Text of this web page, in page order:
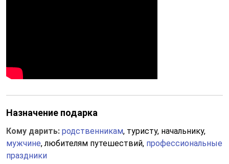
Назначение подарка
Кому дарить: родственникам, туристу, начальнику,
мужчине, любителям путешествий, профессиональные
праздники